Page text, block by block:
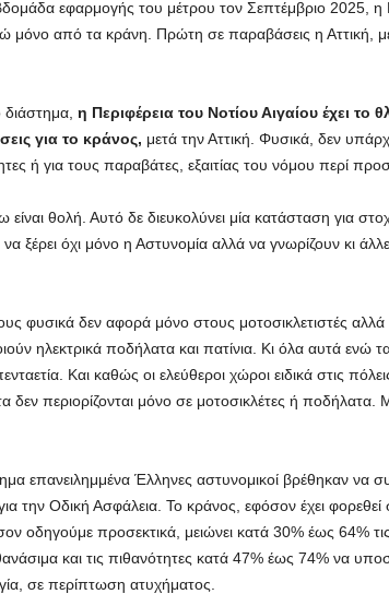
εφαρμογής του μέτρου τον Σεπτέμβριο 2025,
από τα κράνη. Πρώτη σε παραβάσεις η Αττική,
η Περιφέρεια του Νοτίου Αιγαίου έχει το
για το κράνος, μετά την Αττική. Φυσικά, δεν
ή για τους παραβάτες, εξαιτίας του νόμου περί
είναι θολή. Αυτό δε διευκολύνει μία κατάσταση για
ξέρει όχι μόνο η Αστυνομία αλλά να γνωρίζουν κι
φυσικά δεν αφορά μόνο στους μοτοσικλετιστές αλλά
ηλεκτρικά ποδήλατα και πατίνια. Κι όλα αυτά ενώ
Και καθώς οι ελεύθεροι χώροι ειδικά στις
δεν περιορίζονται μόνο σε μοτοσικλέτες ή ποδήλατα.
επανειλημμένα Έλληνες αστυνομικοί βρέθηκαν να
την Οδική Ασφάλεια. Το κράνος, εφόσον έχει
οδηγούμε προσεκτικά, μειώνει κατά 30% έως 64%
και τις πιθανότητες κατά 47% έως 74% να
σε περίπτωση ατυχήματος.